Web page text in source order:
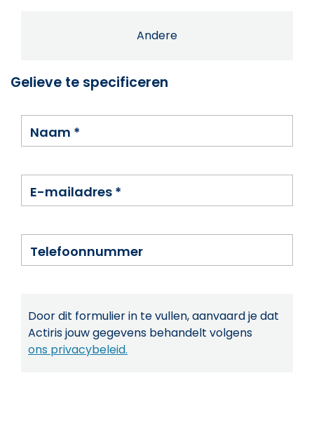
Andere
Gelieve te specificeren
Naam *
E-mailadres *
Telefoonnummer
Door dit formulier in te vullen, aanvaard je dat
Actiris jouw gegevens behandelt volgens
ons privacybeleid.